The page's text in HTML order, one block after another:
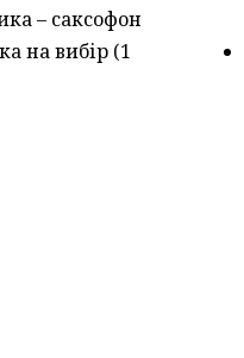
– саксофон
на вибір (1